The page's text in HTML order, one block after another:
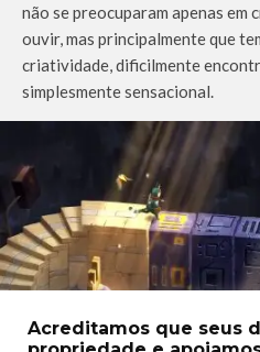
não se preocuparam apenas em
ouvir, mas principalmente que
criatividade, dificilmente
simplesmente sensacional.
Acreditamos que seus